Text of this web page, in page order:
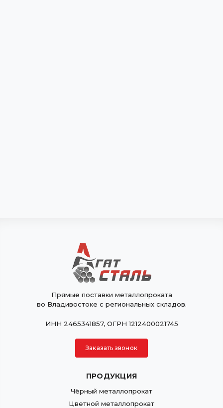
Прямые поставки металлопроката
во Владивостоке с региональных складов.
ИНН 2465341857, ОГРН 1212400021745
Заказать звонок
ПРОДУКЦИЯ
Чёрный металлопрокат
Цветной металлопрокат